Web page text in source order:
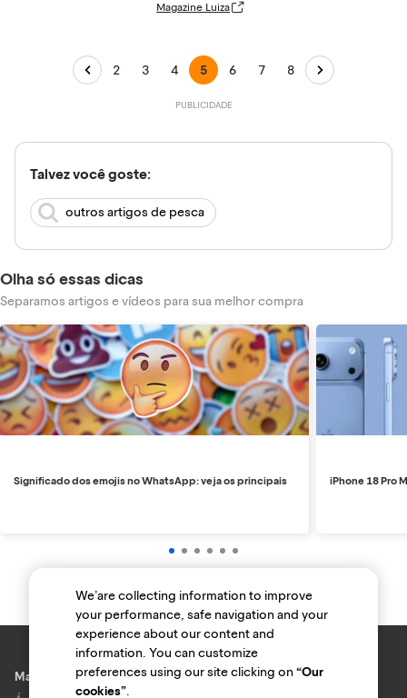
Magazine Luiza
2 3 4 5 6 7 8
Talvez você goste:
outros artigos de pesca
Olha só essas dicas
Separamos artigos e vídeos para sua melhor compra
Significado dos emojis no WhatsApp: veja os principais iPhone 18 Pro
Marcas e lojas
We’are collecting information to improve
your performance, safe navigation and your
experience about our content and
information. You can customize
preferences using our site clicking on“Our
cookies”.